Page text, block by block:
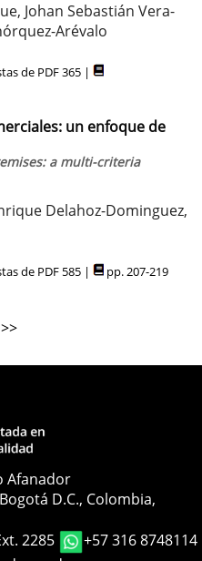
Johan Sebastián Vera-
Arévalo
de PDF 365 |
un enfoque de
a multi-criteria
Delahoz-Dominguez,
de PDF 585 | pp. 207-219
>>
Afanador
D.C., Colombia,
2285
+57 316 8748114